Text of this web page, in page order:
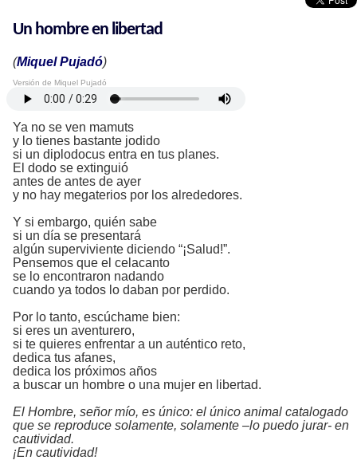
Un hombre en libertad
(Miquel Pujadó)
Versión de Miquel Pujadó
Ya no se ven mamuts
y lo tienes bastante jodido
si un diplodocus entra en tus planes.
El dodo se extinguió
antes de antes de ayer
y no hay megaterios por los alrededores.
Y si embargo, quién sabe
si un día se presentará
algún superviviente diciendo “¡Salud!”.
Pensemos que el celacanto
se lo encontraron nadando
cuando ya todos lo daban por perdido.
Por lo tanto, escúchame bien:
si eres un aventurero,
si te quieres enfrentar a un auténtico reto,
dedica tus afanes,
dedica los próximos años
a buscar un hombre o una mujer en libertad.
El Hombre, señor mío, es único: el único animal catalogado
que se reproduce solamente, solamente –lo puedo jurar- en
cautividad.
¡En cautividad!